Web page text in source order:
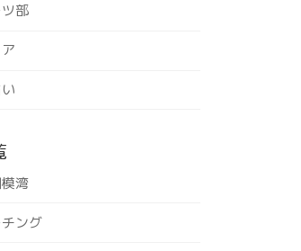
部
湾
ング